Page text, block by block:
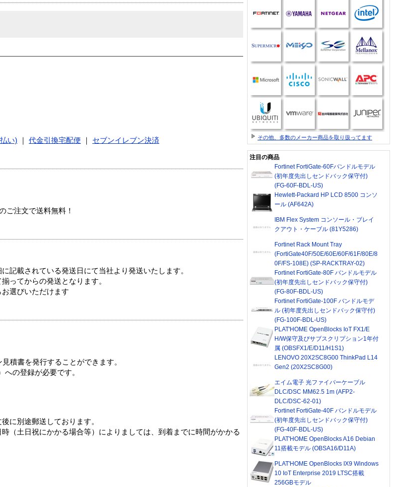
い) 代金引換宅配便
セブンイレブン決済
ご注文で送料無料！
記載されている発送日にて当社より発送いたします。
ってからの発送となります。
選びいただけます
積書を発行することができます。
の登録が必要です。
に別途郵送しております。
（土日祝にかかる場合等）によりましては、到着までに時間がかかる
その他、多数のメーカー商品を取り扱ってます
注目の商品
Fortinet FortiGate-60Fバンドルモデル
(初年度先出しセンドバック保守付)
(FG-60F-BDL-US)
Hewlett-Packard HP LCD 8500 コンソ
ール (AF642A)
IBM Flex System コンソール・ブレイ
クアウト・ケーブル (81Y5286)
Fortinet Rack Mount Tray
(FortiGate40F/50E/60E/60F/61F/80E/8
0F/FS-108E) (SP-RACKTRAY-02)
Fortinet FortiGate-80F バンドルモデル
(初年度先出しセンドバック保守付)
(FG-80F-BDL-US)
Fortinet FortiGate-100F バンドルモデ
ル (初年度先出しセンドバック保守付)
(FG-100F-BDL-US)
PLAT'HOME OpenBlocks IoT FX1/E
H/W保守及びサブスクリプション1年付
属 (OBSFX1/E/D11/H1S1)
LENOVO 20X2SC8G00 ThinkPad L14
Gen2 (20X2SC8G00)
エイム電子 光ファイバーケーブル
DLC/DSC MM62.5 1m (AFP2-
DLC/DSC-62-01)
Fortinet FortiGate-40F バンドルモデル
(初年度先出しセンドバック保守付)
(FG-40F-BDL-US)
PLAT'HOME OpenBlocks A16 Debian
11搭載モデル (OBSA16/D11A)
PLAT'HOME OpenBlocks IX9 Windows
10 IoT Enterprise 2019 LTSC搭載
256GBモデル